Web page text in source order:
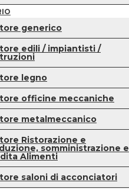
generico
edili / impiantisti /
legno
officine meccaniche
metalmeccanico
Ristorazione e
somministrazione e
Alimenti
saloni di acconciatori